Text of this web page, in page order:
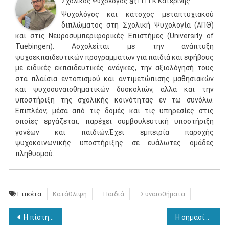
Ψυχολόγος και κάτοχος μεταπτυχιακού
διπλώματος στη Σχολική Ψυχολογία (ΑΠΘ)
και στις Νευροσυμπεριφορικές Επιστήμες (University of
Tuebingen). Ασχολείται με την ανάπτυξη
ψυχοεκπαιδευτικών προγραμμάτων για παιδιά και εφήβους
με ειδικές εκπαιδευτικές ανάγκες, την αξιολόγησή τους
στα πλαίσια εντοπισμού και αντιμετώπισης μαθησιακών
και ψυχοσυναισθηματικών δυσκολιών, αλλά και την
υποστήριξη της σχολικής κοινότητας εν τω συνόλω.
Επιπλέον, μέσα από τις δομές και τις υπηρεσίες στις
οποίες εργάζεται, παρέχει συμβουλευτική υποστήριξη
γονέων και παιδιών.Έχει εμπειρία παροχής
ψυχοκοινωνικής υποστήριξης σε ευάλωτες ομάδες
πληθυσμού.
Ετικέτα: Κατάθλιψη Παιδιά Συναισθήματα
Πλοήγηση
Η πίστη σε θεωρίες συνωμοσίας σχετίζεται με ανέντιμη συμπεριφορά και καχυποψία για τις προθέσεις των άλλων Η σημασία της συνεκπαίδευσης στην ανάπτυξη των παιδιών